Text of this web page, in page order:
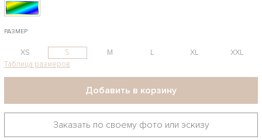
РАЗМЕР
XS S M L XL
XXL
Таблица размеров
Добавить в корзину
Заказать по своему фото или эскизу